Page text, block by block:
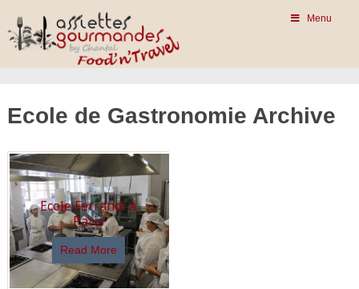
Menu
Ecole de Gastronomie Archive
Ecole Ferrandi à
Paris
Read More